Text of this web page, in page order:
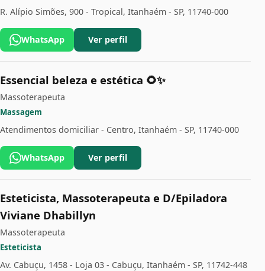
R. Alípio Simões, 900 - Tropical, Itanhaém - SP, 11740-000
WhatsApp Ver perfil
Essencial beleza e estética 🌻✨
Massoterapeuta
Massagem
Atendimentos domiciliar - Centro, Itanhaém - SP, 11740-000
WhatsApp Ver perfil
Esteticista, Massoterapeuta e D/Epiladora
Viviane Dhabillyn
Massoterapeuta
Esteticista
Av. Cabuçu, 1458 - Loja 03 - Cabuçu, Itanhaém - SP, 11742-448